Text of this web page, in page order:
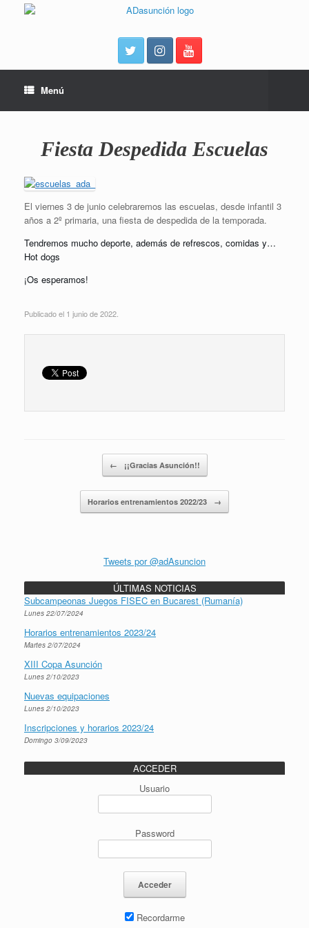
Menú
Fiesta Despedida Escuelas
El viernes 3 de junio celebraremos las escuelas, desde infantil 3
años a 2º primaria, una fiesta de despedida de la temporada.
Tendremos mucho deporte, además de refrescos, comidas y…
Hot dogs
¡Os esperamos!
Publicado el 1 junio de 2022.
← ¡¡Gracias Asunción!!
Horarios entrenamientos 2022/23 →
Tweets por @adAsuncion
ÚLTIMAS NOTICIAS
Subcampeonas Juegos FISEC en Bucarest (Rumanía)
Lunes 22/07/2024
Horarios entrenamientos 2023/24
Martes 2/07/2024
XIII Copa Asunción
Lunes 2/10/2023
Nuevas equipaciones
Lunes 2/10/2023
Inscripciones y horarios 2023/24
Domingo 3/09/2023
ACCEDER
Usuario
Password
Recordarme